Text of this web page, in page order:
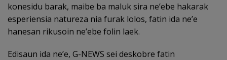
konesidu barak, maibe ba maluk sira ne’ebe hakarak
esperiensia natureza nia furak lolos, fatin ida ne’e
hanesan rikusoin ne’ebe folin laek.
Edisaun ida ne’e, G-NEWS sei deskobre fatin